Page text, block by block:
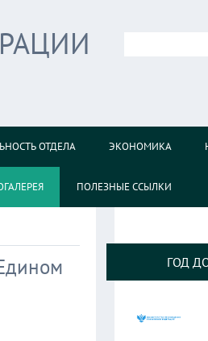
ОТДЕЛА ЭКОНОМИКА
ПОЛЕЗНЫЕ ССЫЛКИ
ГОД